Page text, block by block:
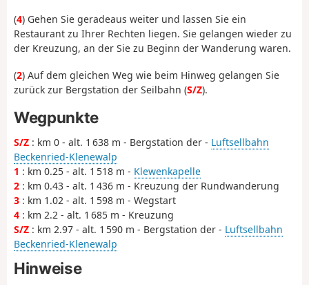
(4) Gehen Sie geradeaus weiter und lassen Sie ein
Restaurant zu Ihrer Rechten liegen. Sie gelangen wieder zu
der Kreuzung, an der Sie zu Beginn der Wanderung waren.
(2) Auf dem gleichen Weg wie beim Hinweg gelangen Sie
zurück zur Bergstation der Seilbahn (S/Z).
Wegpunkte
S/Z : km 0 - alt. 1 638 m - Bergstation der - Luftsellbahn
Beckenried-Klenewalp
1 : km 0.25 - alt. 1 518 m - Klewenkapelle
2 : km 0.43 - alt. 1 436 m - Kreuzung der Rundwanderung
3 : km 1.02 - alt. 1 598 m - Wegstart
4 : km 2.2 - alt. 1 685 m - Kreuzung
S/Z : km 2.97 - alt. 1 590 m - Bergstation der - Luftsellbahn
Beckenried-Klenewalp
Hinweise